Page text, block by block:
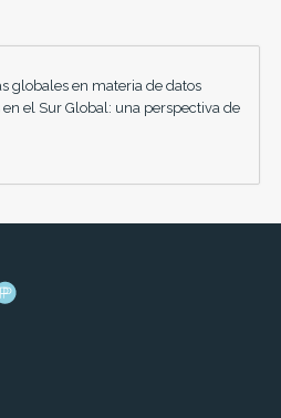
globales en materia de datos
el Sur Global: una perspectiva de